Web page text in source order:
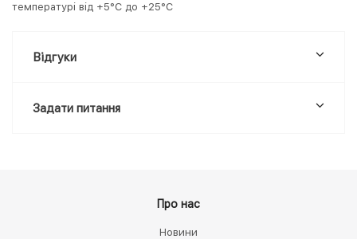
температурі від +5°С до +25°С
Відгуки
Задати питання
Про нас
Новини